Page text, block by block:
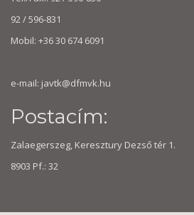
92 / 596-831
Mobil: +36 30 674 6091
e-mail: javtk@dfmvk.hu
Postacím:
Zalaegerszeg, Keresztury Dezső tér 1.
8903 Pf.: 32